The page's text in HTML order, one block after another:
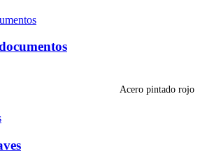
Acero pintado rojo